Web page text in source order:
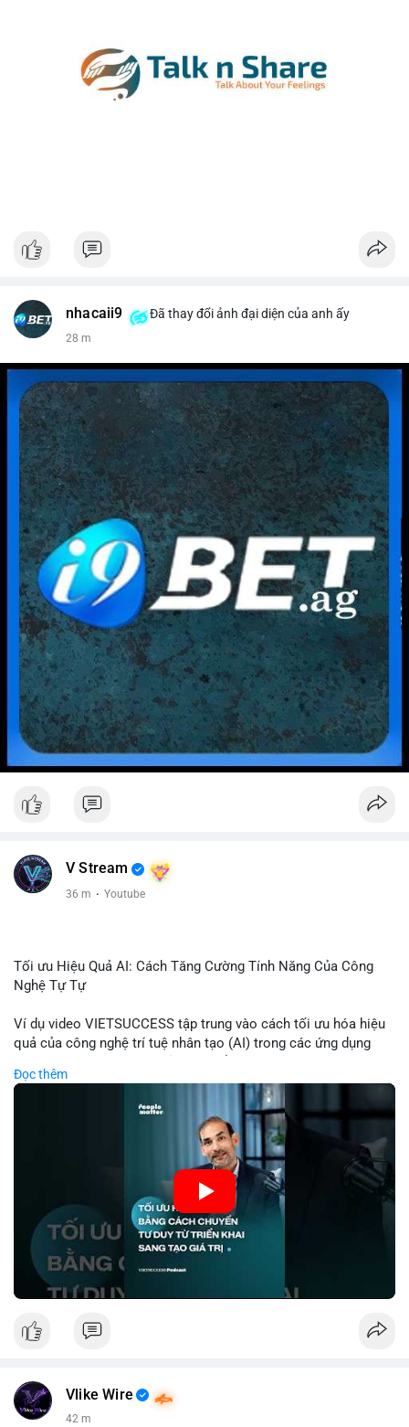
nhacaii9 Đã thay đổi ảnh đại diện của anh ấy
28 m
V Stream
36 m · Youtube
Tối ưu Hiệu Quả AI: Cách Tăng Cường Tính Năng Của Công
Nghệ Tự Tự
Ví dụ video VIETSUCCESS tập trung vào cách tối ưu hóa hiệu
quả của công nghệ trí tuệ nhân tạo (AI) trong các ứng dụng
đoán xu hướng thị trường, và tự động hóa quy trình trong lĩnh
vực tài chính và crypto. Bài đăng nhấn mạnh vai trò của AI
trong việc giảm thiểu sai lầm, tăng tốc độ xử lý, và hỗ trợ quyết
định dựa trên dữ liệu. Điều này đặc biệt quan trọng trong thời
kỳ phát triển nhanh chóng của ngành crypto, nơi tính chính xác
và tốc độ là yếu tố quyết định.
🎥 Xem video trực tiếp tại:
Nguồn: VIETSUCCESS
Đọc thêm
Vlike Wire
42 m